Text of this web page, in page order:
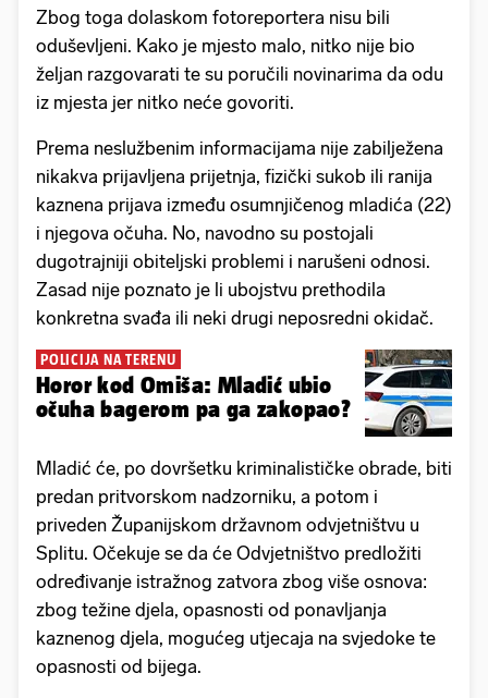
Zbog toga dolaskom fotoreportera nisu bili
oduševljeni. Kako je mjesto malo, nitko nije bio
željan razgovarati te su poručili novinarima da odu
iz mjesta jer nitko neće govoriti.
Prema neslužbenim informacijama nije zabilježena
nikakva prijavljena prijetnja, fizički sukob ili ranija
kaznena prijava između osumnjičenog mladića (22)
i njegova očuha. No, navodno su postojali
dugotrajniji obiteljski problemi i narušeni odnosi.
Zasad nije poznato je li ubojstvu prethodila
konkretna svađa ili neki drugi neposredni okidač.
POLICIJA NA TERENU
Horor kod Omiša: Mladić ubio
očuha bagerom pa ga zakopao?
Mladić će, po dovršetku kriminalističke obrade, biti
predan pritvorskom nadzorniku, a potom i
priveden Županijskom državnom odvjetništvu u
Splitu. Očekuje se da će Odvjetništvo predložiti
određivanje istražnog zatvora zbog više osnova:
zbog težine djela, opasnosti od ponavljanja
kaznenog djela, mogućeg utjecaja na svjedoke te
opasnosti od bijega.